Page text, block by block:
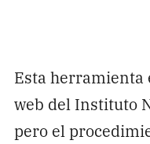
Esta herramienta
web del Instituto
pero el